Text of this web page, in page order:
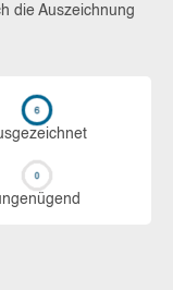
die Auszeichnung